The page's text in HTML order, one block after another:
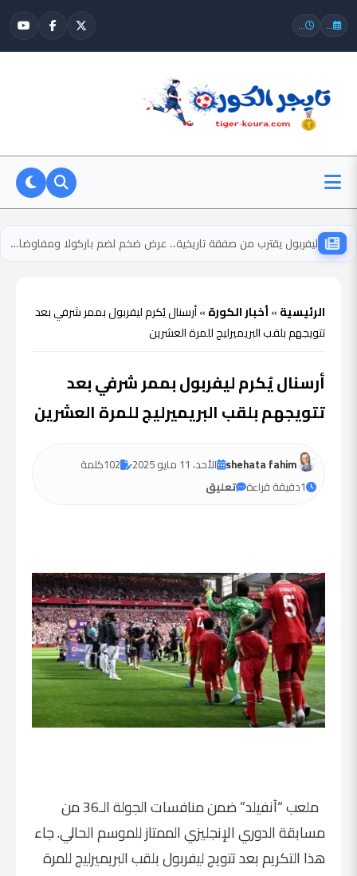
...
...
ليفربول يقترب من صفقة تاريخية.. عرض ضخم لضم باركولا ومفاوضات حاسمة مع باريس
الرئيسية»أخبار الكورة»أرسنال يُكرم ليفربول بممر شرفي بعد
تتويجهم بلقب البريميرليج للمرة العشرين
أرسنال يُكرم ليفربول بممر شرفي بعد
تتويجهم بلقب البريميرليج للمرة العشرين
shehata fahim الأحد، 11 مايو 2025 102كلمة
1دقيقة قراءة تعليق
ملعب “آنفيلد” ضمن منافسات الجولة الـ36 من
مسابقة الدوري الإنجليزي الممتاز للموسم الحالي. جاء
هذا التكريم بعد تتويج ليفربول بلقب البريميرليج للمرة